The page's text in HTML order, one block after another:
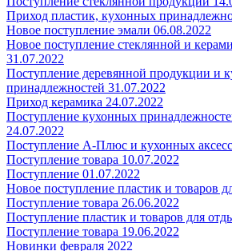
Приход пластик, кухонных
Новое поступление эмали 06.08.2022
Новое поступление стеклянной и
31.07.2022
Поступление деревянной продукции и
принадлежностей 31.07.2022
Приход керамика 24.07.2022
Поступление кухонных
24.07.2022
Поступление А-Плюс и кухонных
Поступление товара 10.07.2022
Поступление 01.07.2022
Новое поступление пластик и товаров
Поступление товара 26.06.2022
Поступление пластик и товаров для
Поступление товара 19.06.2022
Новинки февраля 2022